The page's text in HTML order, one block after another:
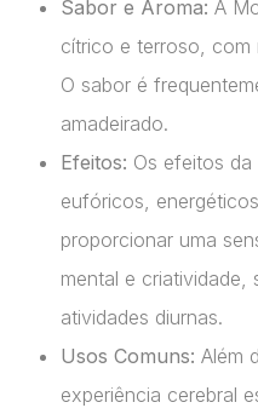
Sabor e Aroma: A
cítrico e terroso, com
O sabor é
amadeirado.
Efeitos: Os efeitos
eufóricos,
proporcionar uma
mental e criatividade,
atividades diurnas.
Usos Comuns: Além
experiência cerebral